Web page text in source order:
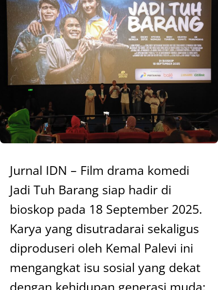
Jurnal IDN – Film drama komedi
Jadi Tuh Barang siap hadir di
bioskop pada 18 September 2025.
Karya yang disutradarai sekaligus
diproduseri oleh Kemal Palevi ini
mengangkat isu sosial yang dekat
dengan kehidupan generasi muda: